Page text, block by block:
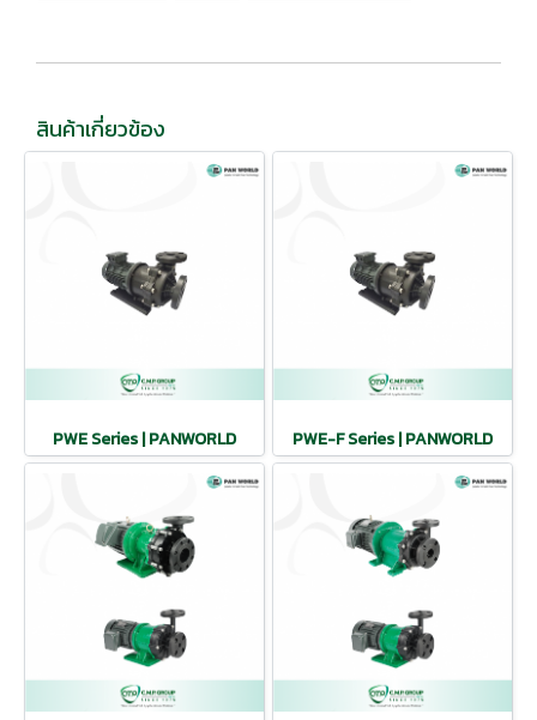
สินค้าเกี่ยวข้อง
PWE Series | PANWORLD PWE-F Series | PANWORLD